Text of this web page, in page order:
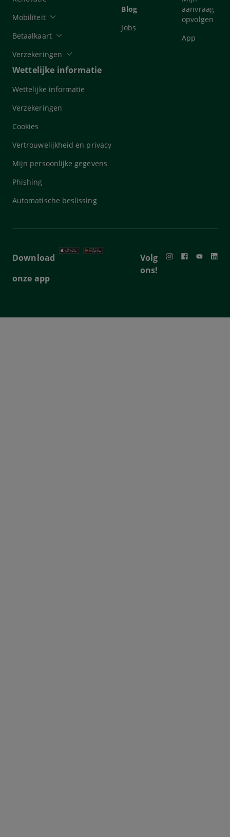
Mobiliteit
Betaalkaart
Verzekeringen
Blog
Jobs
aanvraag
opvolgen
App
Wettelijke informatie
Wettelijke informatie
Verzekeringen
Cookies
Vertrouwelijkheid en privacy
Mijn persoonlijke gegevens
Phishing
Automatische beslissing
Download
onze app
Volg
ons!